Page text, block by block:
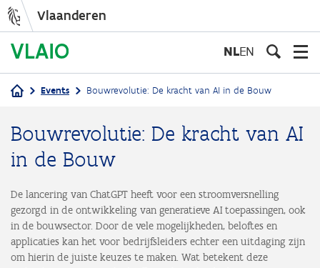
Vlaanderen
NLEN
Events Bouwrevolutie: De kracht van AI in de Bouw
Bouwrevolutie: De kracht van AI
in de Bouw
De lancering van ChatGPT heeft voor een stroomversnelling
gezorgd in de ontwikkeling van generatieve AI toepassingen, ook
in de bouwsector. Door de vele mogelijkheden, beloftes en
applicaties kan het voor bedrijfsleiders echter een uitdaging zijn
om hierin de juiste keuzes te maken. Wat betekent deze